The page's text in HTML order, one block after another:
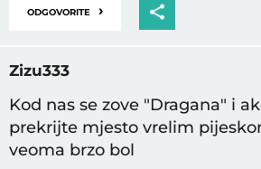
ODGOVORITE ›
Zizu333
Kod nas se zove "Dragana" i
prekrijte mjesto vrelim
veoma brzo bol